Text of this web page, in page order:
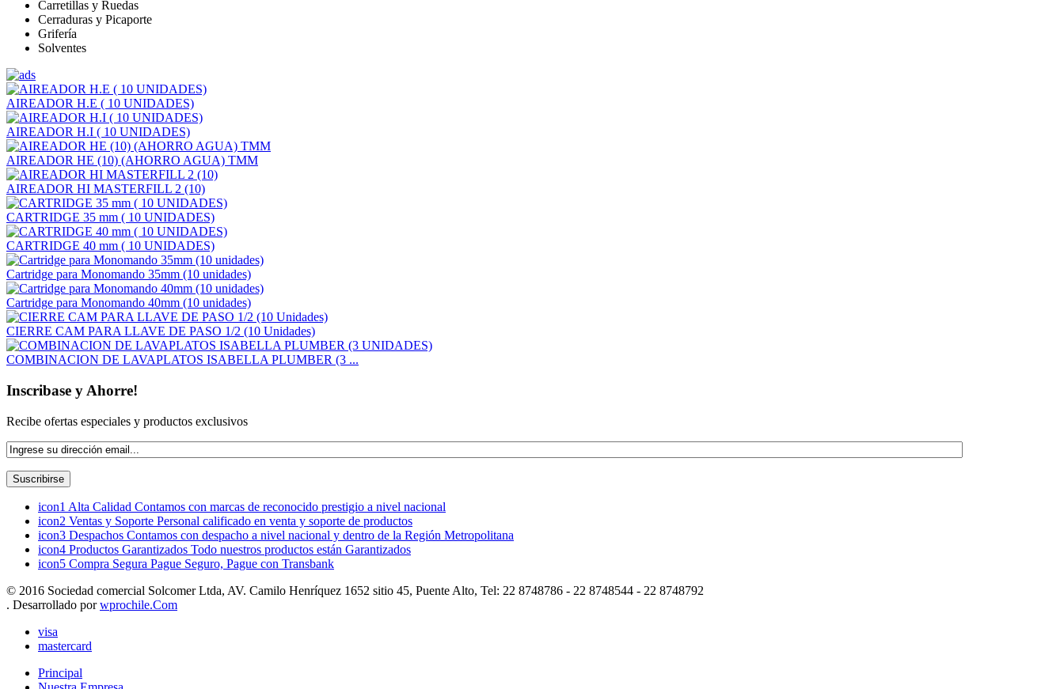
Carretillas y Ruedas
Cerraduras y Picaporte
Grifería
Solventes
AIREADOR H.E ( 10 UNIDADES)
AIREADOR H.I ( 10 UNIDADES)
AIREADOR HE (10) (AHORRO AGUA) TMM
AIREADOR HI MASTERFILL 2 (10)
CARTRIDGE 35 mm ( 10 UNIDADES)
CARTRIDGE 40 mm ( 10 UNIDADES)
Cartridge para Monomando 35mm (10 unidades)
Cartridge para Monomando 40mm (10 unidades)
CIERRE CAM PARA LLAVE DE PASO 1/2 (10 Unidades)
COMBINACION DE LAVAPLATOS ISABELLA PLUMBER (3 ...
Inscribase y Ahorre!
Recibe ofertas especiales y productos exclusivos
icon1 Alta Calidad Contamos con marcas de reconocido prestigio a nivel nacional
icon2 Ventas y Soporte Personal calificado en venta y soporte de productos
icon3 Despachos Contamos con despacho a nivel nacional y dentro de la Región Metropolitana
icon4 Productos Garantizados Todo nuestros productos están Garantizados
icon5 Compra Segura Pague Seguro, Pague con Transbank
© 2016 Sociedad comercial Solcomer Ltda, AV. Camilo Henríquez 1652 sitio 45, Puente Alto, Tel: 22 8748786 - 22 8748544 - 22 8748792
. Desarrollado porwprochile.Com
visa
mastercard
Principal